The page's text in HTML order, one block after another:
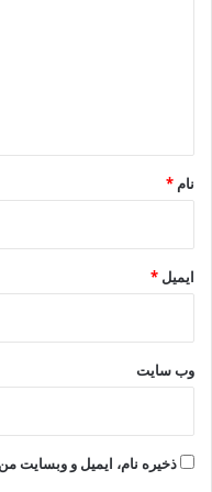
علت عدم تناسب در امد
کشاورزان منطقه مجبور
یا مجبور به فروش
کلانشهرها و هزاران
کشاورزی بوده وبه علل
نام *
ایمیل *
وب‌ سایت
ذخیره نام، ایمیل و وبسایت